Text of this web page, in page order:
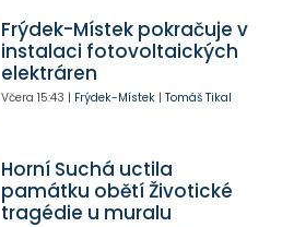
Frýdek-Místek pokračuje v
instalaci fotovoltaických
elektráren
Včera 15:43 | Frýdek-Místek| Tomáš Tikal
Horní Suchá uctila
památku obětí Životické
tragédie u muralu